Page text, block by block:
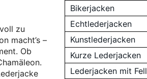
zu
macht’s –
Ob
Bikerjacken
Echtlederjacken
Kunstlederjacken
Kurze Lederjacken
Lederjacken mit Fell